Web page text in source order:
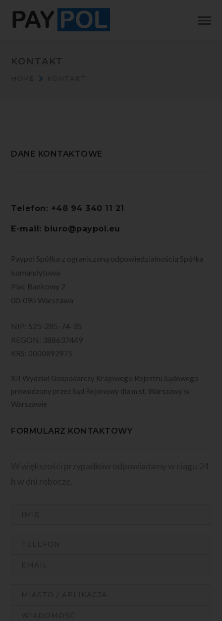
KONTAKT
DANE KONTAKTOWE
Telefon: +48 94 340 11 21
E-mail: biuro@paypol.eu
Paypol Spółka z ograniczoną odpowiedzialnością Spółka
komandytowa
Plac Bankowy 2
00-095 Warszawa
NIP: 525-285-74-35
REGON: 388637449
KRS: 0000892975
XII Wydział Gospodarczy Krajowego Rejestru Sądowego
prowadzony przez Sąd Rejonowy dla m.st. Warszawy w
Warszawie
FORMULARZ KONTAKTOWY